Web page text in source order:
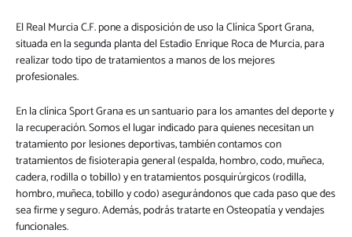
El Real Murcia C.F. pone a disposición de uso la Clínica Sport Grana,
situada en la segunda planta del Estadio Enrique Roca de Murcia, para
realizar todo tipo de tratamientos a manos de los mejores
profesionales.
En la clínica Sport Grana es un santuario para los amantes del deporte y
la recuperación. Somos el lugar indicado para quienes necesitan un
tratamiento por lesiones deportivas, también contamos con
tratamientos de fisioterapia general (espalda, hombro, codo, muñeca,
cadera, rodilla o tobillo) y en tratamientos posquirúrgicos (rodilla,
hombro, muñeca, tobillo y codo) asegurándonos que cada paso que des
sea firme y seguro. Además, podrás tratarte en Osteopatía y vendajes
funcionales.